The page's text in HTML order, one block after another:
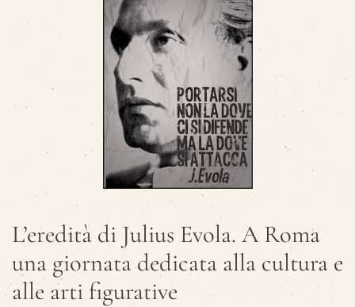
L’eredità di Julius Evola. A Roma
una giornata dedicata alla cultura e
alle arti figurative